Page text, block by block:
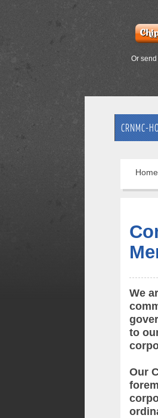
Or
CRNMC-
Home
We
to
Our